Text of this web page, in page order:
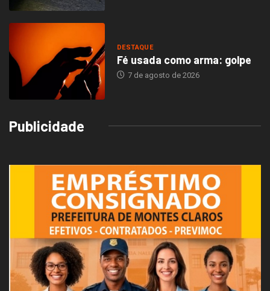
DESTAQUE
Fé usada como arma: golpe
7 de agosto de 2026
Publicidade